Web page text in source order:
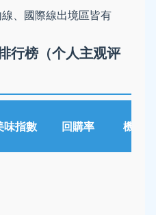
、國際線出境區皆有
行榜（个人主观评
味指數 回購率 機場